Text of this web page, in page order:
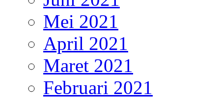
Mei 2021
April 2021
Maret 2021
Februari 2021